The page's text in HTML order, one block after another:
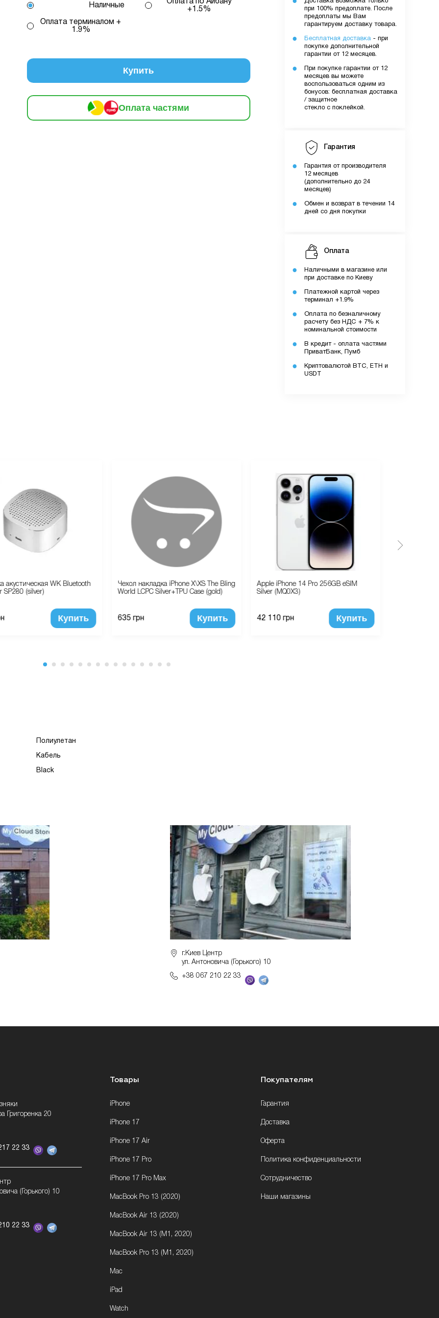
Наличные
Оплата по Айбану
+1.5%
Оплата терминалом +
1.9%
Купить
Оплата частями
1 – комісія банку складає 2.9 % на місяць від суми.
2 – комісія банку залежить від кількості обраних вами
розстрочки, в застосунку ПРИВАТБАНК у вас має бути
доступного ліміту в застосунку менша за вартість обраного вами
при 100% предоплате. После
предоплаты мы Вам
гарантируем доставку товара.
Бесплатная доставка - при
покупке дополнительной
гарантии от 12 месяцев.
При покупке гарантии от 12
месяцев вы можете
воспользоваться одним из
бонусов: бесплатная доставка
/ защитное
стекло с поклейкой.
Гарантия
Гарантия от производителя
12 месяцев
(дополнительно до 24
месяцев)
Обмен и возврат в течении 14
дней со дня покупки
Оплата
Наличными в магазине или
при доставке по Киеву
Платежной картой через
терминал +1.9%
Оплата по безналичному
расчету без НДС + 7% к
номинальной стоимости
В кредит - оплата частями
ПриватБанк, Пумб
Криптовалютой BTC, ETH и
USDT
акустическая WK Bluetooth
SP280 (silver)
Купить
Чехол накладка iPhone X\XS The Bling
World LCPC Silver+TPU Case (gold)
635 грн Купить
Apple iPhone 14 Pro 256GB eSIM
Silver (MQ0X3)
42 110 грн Купить
Полиулетан
Кабель
Black
г.Киев Центр
ул. Антоновича (Горького) 10
+38 067 210 22 33
Григоренка 20
22 33
(Горького) 10
22 33
Товары
iPhone
iPhone 17
iPhone 17 Air
iPhone 17 Pro
iPhone 17 Pro Max
MacBook Pro 13 (2020)
MacBook Air 13 (2020)
MacBook Air 13 (M1, 2020)
MacBook Pro 13 (M1, 2020)
Mac
iPad
Watch
Покупателям
Гарантия
Доставка
Оферта
Политика конфиденциальности
Сотрудничество
Наши магазины